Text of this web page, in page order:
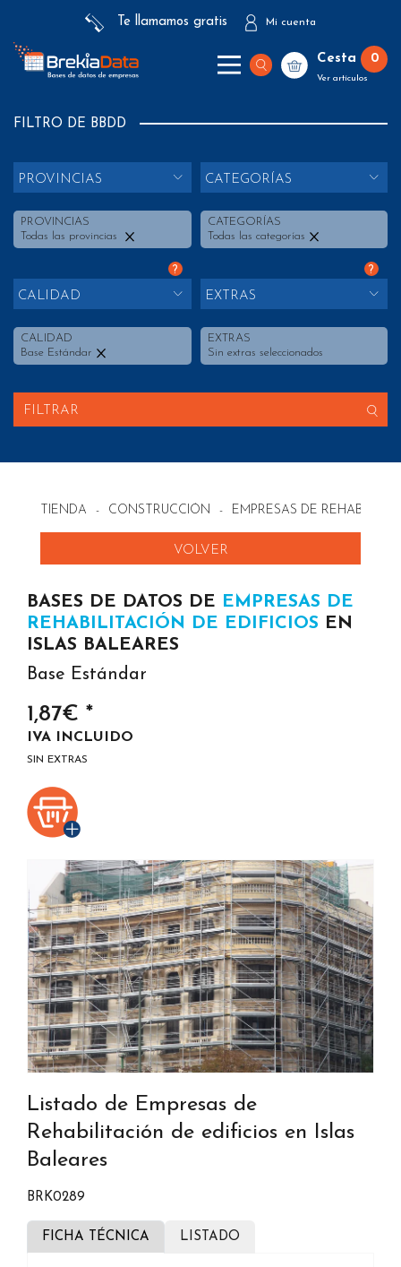
Te llamamos gratis Mi cuenta
Cesta 0
Ver artículos
FILTRO DE BBDD
PROVINCIAS
PROVINCIAS
Todas las provincias
CATEGORÍAS
CATEGORÍAS
Todas las categorías
?
CALIDAD
CALIDAD
Base Estándar
?
EXTRAS
EXTRAS
Sin extras seleccionados
FILTRAR
TIENDA - CONSTRUCCIÓN - EMPRESAS DE
VOLVER
BASES DE DATOS DE EMPRESAS DE
REHABILITACIÓN DE EDIFICIOS EN
ISLAS BALEARES
Base Estándar
1,87€ *
IVA INCLUIDO
SIN EXTRAS
Listado de Empresas de
Rehabilitación de edificios en Islas
Baleares
BRK0289
FICHA TÉCNICA LISTADO